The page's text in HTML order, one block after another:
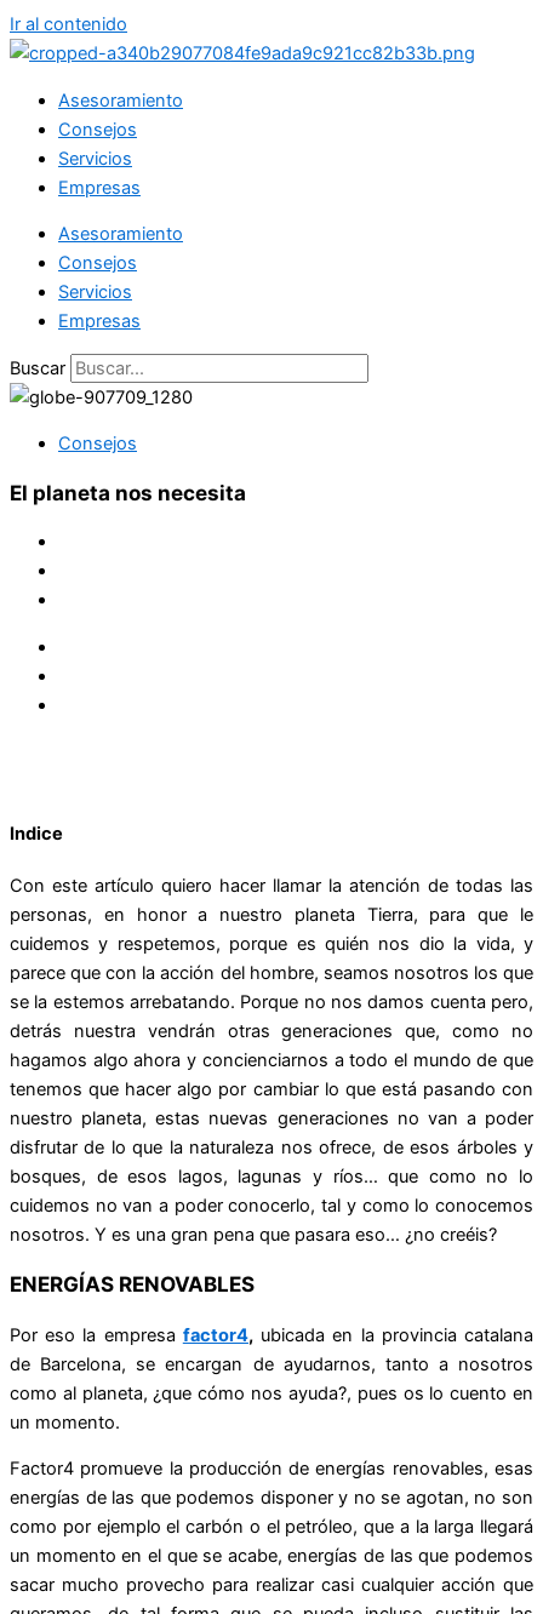
Ir al contenido
Asesoramiento
Consejos
Servicios
Empresas
Asesoramiento
Consejos
Servicios
Empresas
Buscar
Consejos
El planeta nos necesita
Indice
Con este artículo quiero hacer llamar la atención de todas las
personas, en honor a nuestro planeta Tierra, para que le
cuidemos y respetemos, porque es quién nos dio la vida, y
parece que con la acción del hombre, seamos nosotros los que
se la estemos arrebatando. Porque no nos damos cuenta pero,
detrás nuestra vendrán otras generaciones que, como no
hagamos algo ahora y concienciarnos a todo el mundo de que
tenemos que hacer algo por cambiar lo que está pasando con
nuestro planeta, estas nuevas generaciones no van a poder
disfrutar de lo que la naturaleza nos ofrece, de esos árboles y
bosques, de esos lagos, lagunas y ríos… que como no lo
cuidemos no van a poder conocerlo, tal y como lo conocemos
nosotros. Y es una gran pena que pasara eso… ¿no creéis?
ENERGÍAS RENOVABLES
Por eso la empresa factor4,ubicada en la provincia catalana
de Barcelona, se encargan de ayudarnos, tanto a nosotros
como al planeta, ¿que cómo nos ayuda?, pues os lo cuento en
un momento.
Factor4 promueve la producción de energías renovables, esas
energías de las que podemos disponer y no se agotan, no son
como por ejemplo el carbón o el petróleo, que a la larga llegará
un momento en el que se acabe, energías de las que podemos
sacar mucho provecho para realizar casi cualquier acción que